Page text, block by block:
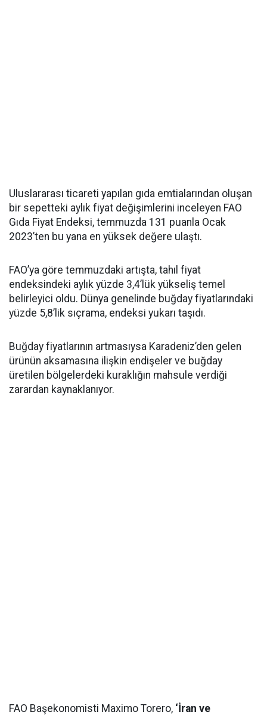
Uluslararası ticareti yapılan gıda emtialarından oluşan
bir sepetteki aylık fiyat değişimlerini inceleyen FAO
Gıda Fiyat Endeksi, temmuzda 131 puanla Ocak
2023’ten bu yana en yüksek değere ulaştı.
FAO’ya göre temmuzdaki artışta, tahıl fiyat
endeksindeki aylık yüzde 3,4’lük yükseliş temel
belirleyici oldu. Dünya genelinde buğday fiyatlarındaki
yüzde 5,8’lik sıçrama, endeksi yukarı taşıdı.
Buğday fiyatlarının artmasıysa Karadeniz’den gelen
ürünün aksamasına ilişkin endişeler ve buğday
üretilen bölgelerdeki kuraklığın mahsule verdiği
zarardan kaynaklanıyor.
FAO Başekonomisti Maximo Torero, ‘İran ve